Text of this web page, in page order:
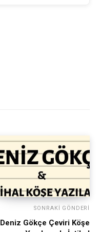
SONRAKI GÖNDERI
Deniz Gökçe Çeviri Köşe